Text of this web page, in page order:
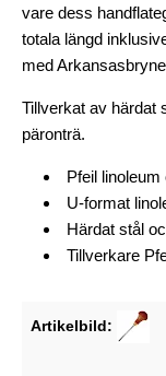
vare dess
totala längd
med
Tillverkat av härdat
päronträ.
Pfeil
U-format
Härdat stål
Tillverkare
Artikelbild: